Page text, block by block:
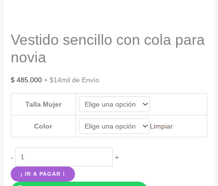
Vestido sencillo con cola para
novia
$485.000 + $14mil de Envío
Talla Mujer
Color Limpiar
-
Vestido
sencillo
con
+
¡ IR A PAGAR !